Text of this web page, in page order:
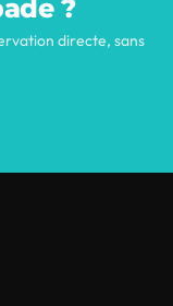
?
directe, sans